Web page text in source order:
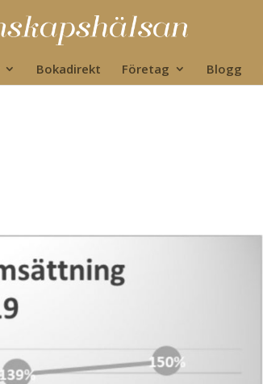
Bokadirekt Företag Blogg